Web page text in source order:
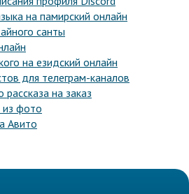
на памирский онлайн
санты
на езидский онлайн
для телеграм-каналов
на заказ
из фото
Авито